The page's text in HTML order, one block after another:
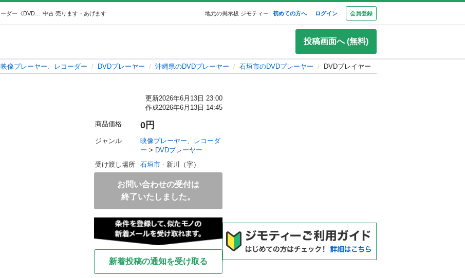
中古 売ります・あげます 地元の掲示板 ジモティー 初めての方へ ログイン 会員登録
投稿画面へ (無料)
映像プレーヤー、レコーダー DVDプレーヤー 沖縄県のDVDプレーヤー 石垣市のDVDプレーヤー DVDプレイヤー
更新2026年6月13日 23:00
作成2026年6月13日 14:45
商品価格 0円
ジャンル
映像プレーヤー、レコーダ
ー > DVDプレーヤー
受け渡し場所
石垣市 - 新川（字）
お問い合わせの受付は
終了いたしました。
新着投稿の通知を受け取る